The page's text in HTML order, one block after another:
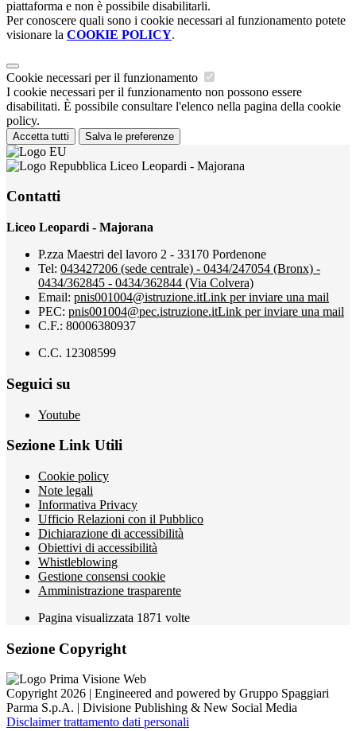
piattaforma e non è possibile disabilitarli.
Per conoscere quali sono i cookie necessari al funzionamento potete
visionare la COOKIE POLICY.
Cookie necessari per il funzionamento
I cookie necessari per il funzionamento non possono essere
disabilitati. È possibile consultare l'elenco nella pagina della cookie
policy.
Accetta tutti Salva le preferenze
Liceo Leopardi - Majorana
Contatti
Liceo Leopardi - Majorana
P.zza Maestri del lavoro 2 - 33170 Pordenone
Tel: 043427206 (sede centrale) - 0434/247054 (Bronx) -
0434/362845 - 0434/362844 (Via Colvera)
Email: pnis001004@istruzione.itLink per inviare una mail
PEC: pnis001004@pec.istruzione.itLink per inviare una mail
C.F.: 80006380937
C.C. 12308599
Seguici su
Youtube
Sezione Link Utili
Cookie policy
Note legali
Informativa Privacy
Ufficio Relazioni con il Pubblico
Dichiarazione di accessibilità
Obiettivi di accessibilità
Whistleblowing
Gestione consensi cookie
Amministrazione trasparente
Pagina visualizzata 1871 volte
Sezione Copyright
Copyright 2026 | Engineered and powered by Gruppo Spaggiari
Parma S.p.A. | Divisione Publishing & New Social Media
Disclaimer trattamento dati personali